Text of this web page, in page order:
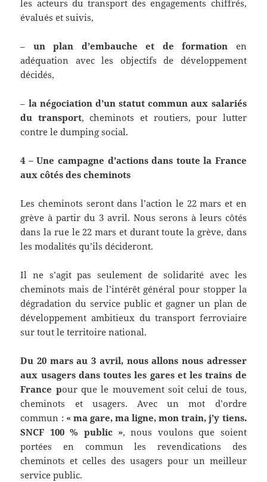
les acteurs du transport des engagements chiffrés,
évalués et suivis,
– un plan d’embaucheet de formation en
adéquation avec les objectifs de développement
décidés,
– la négociation d’un statut commun aux salariés
du transport, cheminots et routiers, pour lutter
contre le dumping social.
4 –Une campagne d’actions dans toute la France
aux côtés des cheminots
Les cheminots seront dans l’action le 22 mars et en
grève à partir du 3 avril. Nous serons à leurs côtés
dans la rue le 22 mars et durant toute la grève, dans
les modalités qu’ils décideront.
Il ne s’agit pas seulement de solidarité avec les
cheminots mais de l’intérêt général pour stopper la
dégradation du service public et gagner un plan de
développement ambitieux du transport ferroviaire
sur tout le territoire national.
Du 20 mars au 3 avril, nous allons nous adresser
aux usagers dans toutes les gares et les trains de
France pour que le mouvement soit celui de tous,
cheminots et usagers. Avec un mot d’ordre
commun : « ma gare, ma ligne, mon train, j’y tiens.
SNCF 100 % public », nous voulons que soient
portées en commun les revendications des
cheminots et celles des usagers pour un meilleur
service public.